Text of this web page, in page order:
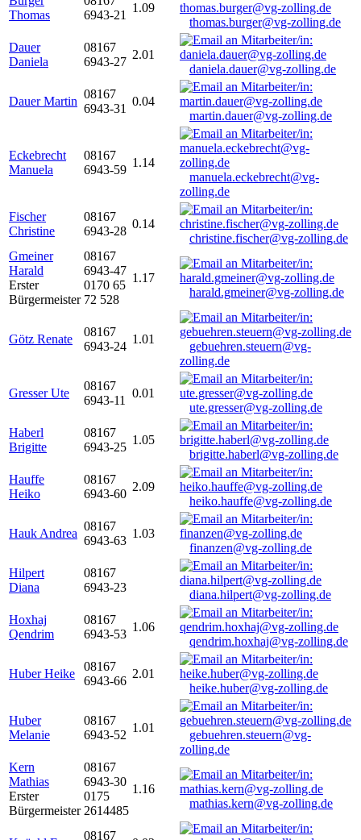
Thomas
6943-21
1.09
thomas.burger@vg-zolling.de
Dauer
Daniela
08167
6943-27
2.01
daniela.dauer@vg-zolling.de
Dauer Martin
08167
6943-31
0.04
martin.dauer@vg-zolling.de
Eckebrecht
Manuela
08167
6943-59
1.14
manuela.eckebrecht@vg-
zolling.de
Fischer
Christine
08167
6943-28
0.14
christine.fischer@vg-zolling.de
Gmeiner
Harald
Erster
Bürgermeister
08167
6943-47
0170 65
72 528
1.17
harald.gmeiner@vg-zolling.de
Götz Renate
08167
6943-24
1.01
gebuehren.steuern@vg-
zolling.de
Gresser Ute
08167
6943-11
0.01
ute.gresser@vg-zolling.de
Haberl
Brigitte
08167
6943-25
1.05
brigitte.haberl@vg-zolling.de
Hauffe
Heiko
08167
6943-60
2.09
heiko.hauffe@vg-zolling.de
Hauk Andrea
08167
6943-63
1.03
finanzen@vg-zolling.de
Hilpert
Diana
08167
6943-23
diana.hilpert@vg-zolling.de
Hoxhaj
Qendrim
08167
6943-53
1.06
qendrim.hoxhaj@vg-zolling.de
Huber Heike
08167
6943-66
2.01
heike.huber@vg-zolling.de
Huber
Melanie
08167
6943-52
1.01
gebuehren.steuern@vg-
zolling.de
Kern
Mathias
Erster
Bürgermeister
08167
6943-30
0175
2614485
1.16
mathias.kern@vg-zolling.de
08167